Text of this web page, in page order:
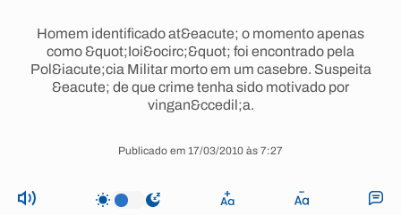
Homem identificado at&eacute; o momento apenas
como &quot;Ioi&ocirc;&quot; foi encontrado pela
Pol&iacute;cia Militar morto em um casebre. Suspeita
&eacute; de que crime tenha sido motivado por
vingan&ccedil;a.
Publicado em 17/03/2010 às 7:27